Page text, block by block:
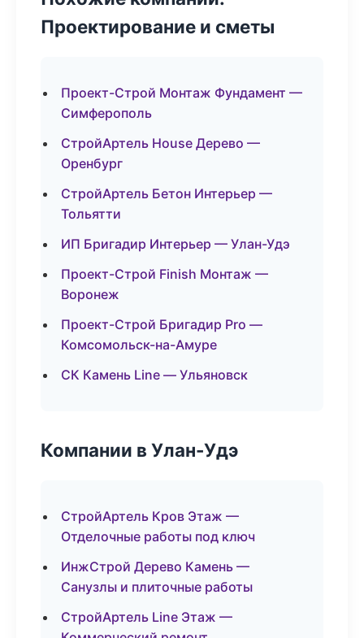
Проектирование и сметы
Проект-Строй Монтаж Фундамент —
Симферополь
СтройАртель House Дерево —
Оренбург
СтройАртель Бетон Интерьер —
Тольятти
ИП Бригадир Интерьер — Улан-Удэ
Проект-Строй Finish Монтаж —
Воронеж
Проект-Строй Бригадир Pro —
Комсомольск-на-Амуре
СК Камень Line — Ульяновск
Компании в Улан-Удэ
СтройАртель Кров Этаж —
Отделочные работы под ключ
ИнжСтрой Дерево Камень —
Санузлы и плиточные работы
СтройАртель Line Этаж —